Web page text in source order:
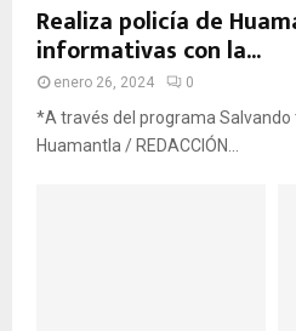
Realiza policía de
informativas con la...
enero 26, 2024 0
*A través del programa Salvando
Huamantla / REDACCIÓN...